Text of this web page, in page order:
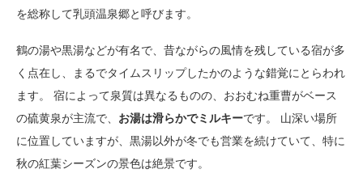
を総称して乳頭温泉郷と呼びます。
鶴の湯や黒湯などが有名で、昔ながらの風情を残している宿が多
く点在し、まるでタイムスリップしたかのような錯覚にとらわれ
ます。 宿によって泉質は異なるものの、おおむね重曹がベース
の硫黄泉が主流で、 お湯は滑らかでミルキーです。 山深い場所
に位置していますが、黒湯以外が冬でも営業を続けていて、特に
秋の紅葉シーズンの景色は絶景です。